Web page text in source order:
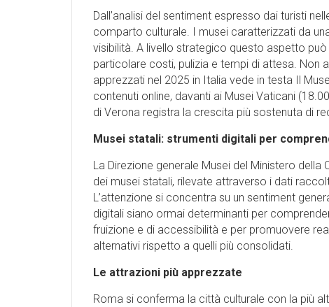
Dall’analisi del sentiment espresso dai turisti
comparto culturale. I musei caratterizzati da
visibilità. A livello strategico questo aspetto
particolare costi, pulizia e tempi di attesa. Non
apprezzati nel 2025 in Italia vede in testa Il
contenuti online, davanti ai Musei Vaticani
di Verona registra la crescita più sostenuta di
Musei statali: strumenti digitali per
La Direzione generale Musei del Ministero
dei musei statali, rilevate attraverso i dati
L’attenzione si concentra su un sentiment
digitali siano ormai determinanti per
fruizione e di accessibilità e per promuovere
alternativi rispetto a quelli più consolidati.
Le attrazioni più apprezzate
Roma si conferma la città culturale con la più